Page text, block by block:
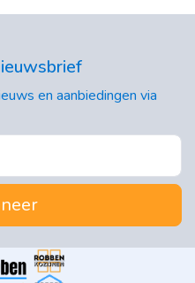
en aanbiedingen via